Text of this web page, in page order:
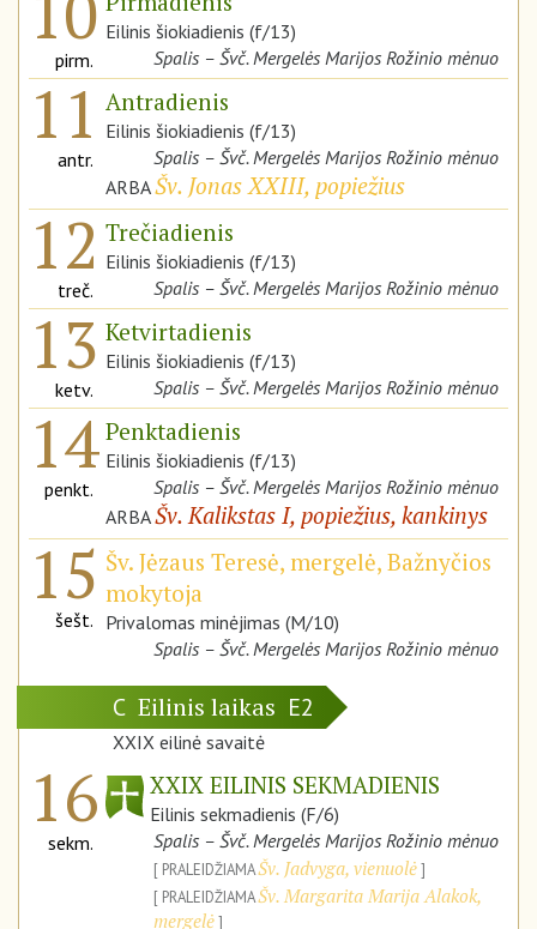
pirm.
Eilinis šiokiadienis (f/13)
Spalis – Švč. Mergelės Marijos Rožinio mėnuo
11
antr.
Antradienis
Eilinis šiokiadienis (f/13)
Spalis – Švč. Mergelės Marijos Rožinio mėnuo
ARBAŠv. Jonas XXIII, popiežius
12
treč.
Trečiadienis
Eilinis šiokiadienis (f/13)
Spalis – Švč. Mergelės Marijos Rožinio mėnuo
13
ketv.
Ketvirtadienis
Eilinis šiokiadienis (f/13)
Spalis – Švč. Mergelės Marijos Rožinio mėnuo
14
penkt.
Penktadienis
Eilinis šiokiadienis (f/13)
Spalis – Švč. Mergelės Marijos Rožinio mėnuo
ARBAŠv. Kalikstas I, popiežius, kankinys
15
šešt.
Šv. Jėzaus Teresė, mergelė, Bažnyčios
mokytoja
Privalomas minėjimas (M/10)
Spalis – Švč. Mergelės Marijos Rožinio mėnuo
C Eilinis laikas E2
XXIX eilinė savaitė
16
sekm.
XXIX EILINIS SEKMADIENIS
Eilinis sekmadienis (F/6)
Spalis – Švč. Mergelės Marijos Rožinio mėnuo
PRALEIDŽIAMAŠv. Jadvyga, vienuolė
PRALEIDŽIAMAŠv. Margarita Marija Alakok,
mergelė